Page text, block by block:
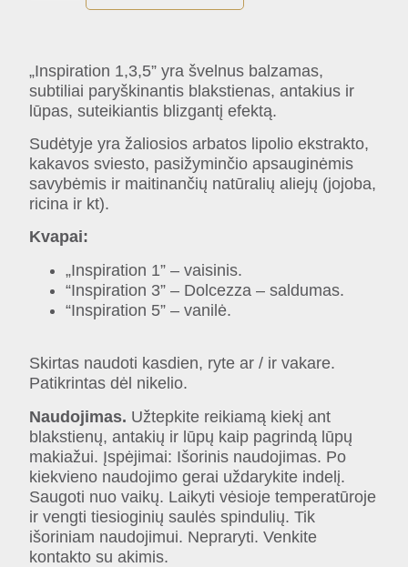
„Inspiration 1,3,5” yra švelnus balzamas,
subtiliai paryškinantis blakstienas, antakius ir
lūpas, suteikiantis blizgantį efektą.
Sudėtyje yra žaliosios arbatos lipolio ekstrakto,
kakavos sviesto, pasižyminčio apsauginėmis
savybėmis ir maitinančių natūralių aliejų (jojoba,
ricina ir kt).
Kvapai:
„Inspiration 1” – vaisinis.
“Inspiration 3” – Dolcezza – saldumas.
“Inspiration 5” – vanilė.
Skirtas naudoti kasdien, ryte ar / ir vakare.
Patikrintas dėl nikelio.
Naudojimas. Užtepkite reikiamą kiekį ant
blakstienų, antakių ir lūpų kaip pagrindą lūpų
makiažui. Įspėjimai: Išorinis naudojimas. Po
kiekvieno naudojimo gerai uždarykite indelį.
Saugoti nuo vaikų. Laikyti vėsioje temperatūroje
ir vengti tiesioginių saulės spindulių. Tik
išoriniam naudojimui. Nepraryti. Venkite
kontakto su akimis.